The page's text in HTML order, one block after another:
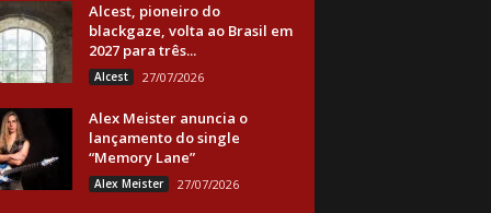
Alcest, pioneiro do
blackgaze, volta ao Brasil em
2027 para três...
Alcest 27/07/2026
Alex Meister anuncia o
lançamento do single
“Memory Lane”
Alex Meister 27/07/2026